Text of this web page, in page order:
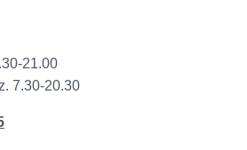
21.00
7.30-20.30